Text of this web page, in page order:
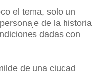
el tema, solo un
de la historia
dadas con
de una ciudad